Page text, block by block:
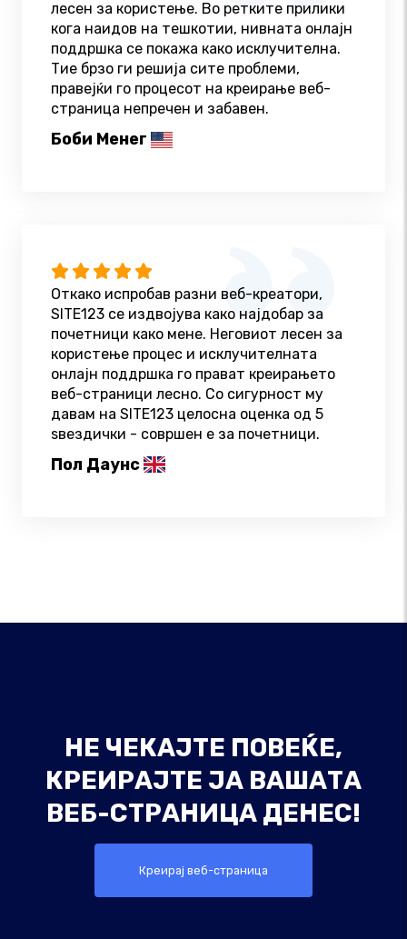
лесен за користење. Во ретките прилики
кога наидов на тешкотии, нивната онлајн
поддршка се покажа како исклучителна.
Тие брзо ги решија сите проблеми,
правејќи го процесот на креирање веб-
страница непречен и забавен.
Боби Менег
Откако испробав разни веб-креатори,
SITE123 се издвојува како најдобар за
почетници како мене. Неговиот лесен за
користење процес и исклучителната
онлајн поддршка го прават креирањето
веб-страници лесно. Со сигурност му
давам на SITE123 целосна оценка од 5
ѕвездички - совршен е за почетници.
Пол Даунс
НЕ ЧЕКАЈТЕ ПОВЕЌЕ,
КРЕИРАЈТЕ ЈА ВАШАТА
ВЕБ-СТРАНИЦА ДЕНЕС!
Креирај веб-страница